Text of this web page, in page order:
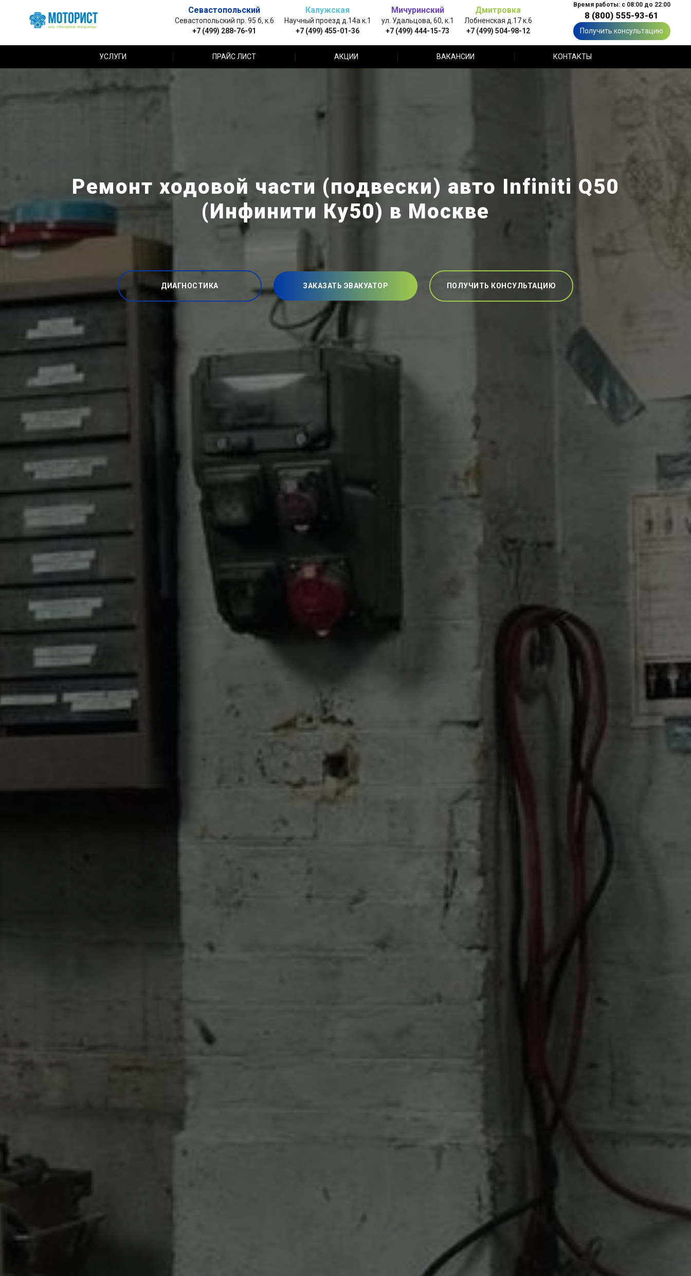
Севастопольский
Севастопольский пр. 95 б, к.6
+7 (499) 288-76-91
Калужская
Научный проезд д.14а к.1
+7 (499) 455-01-36
Мичуринский
ул. Удальцова, 60, к.1
+7 (499) 444-15-73
Дмитровка
Лобненская д.17 к.6
+7 (499) 504-98-12
Время работы: с 08:00 до 22:00
8 (800) 555-93-61
Получить консультацию
УСЛУГИ ПРАЙС ЛИСТ АКЦИИ ВАКАНСИИ КОНТАКТЫ
Ремонт ходовой части (подвески) авто Infiniti Q50
(Инфинити Ку50) в Москве
ДИАГНОСТИКА ЗАКАЗАТЬ ЭВАКУАТОР ПОЛУЧИТЬ КОНСУЛЬТАЦИЮ